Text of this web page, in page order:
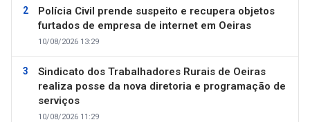
Polícia Civil prende suspeito e recupera objetos
furtados de empresa de internet em Oeiras
10/08/2026 13:29
Sindicato dos Trabalhadores Rurais de Oeiras
realiza posse da nova diretoria e programação de
serviços
10/08/2026 11:29